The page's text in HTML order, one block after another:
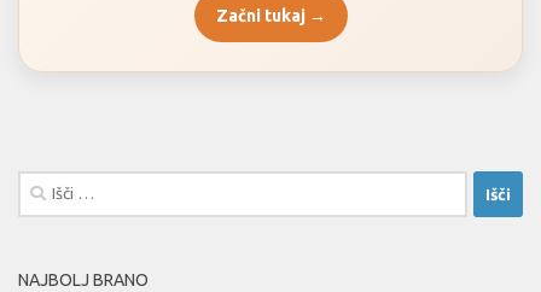
Začni tukaj →
Išči:
NAJBOLJ BRANO